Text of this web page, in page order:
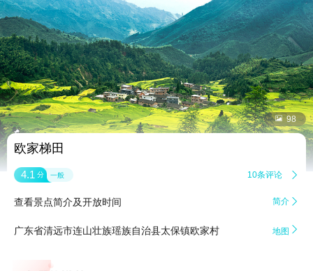
 98
欧家梯田
4.1 分 一般 10条评论 
查看景点简介及开放时间 简介 
广东省清远市连山壮族瑶族自治县太保镇欧家村 地图 
